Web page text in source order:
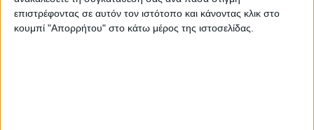
επιστρέφοντας σε αυτόν τον ιστότοπο και κάνοντας κλικ στο
κουμπί "Απορρήτου" στο κάτω μέρος της ιστοσελίδας.
Η ΑΝΑΓΚΗ ΚΤΙΡΙΑΚΗΣ ΑΝΑΒΑΘΜΙΣΗΣ
ΤΟΥ ΔΗΜΟΤΙΚΟΥ ΩΔΕΙΟΥ